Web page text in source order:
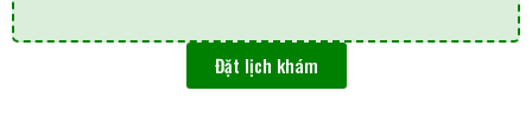
Đặt lịch khám